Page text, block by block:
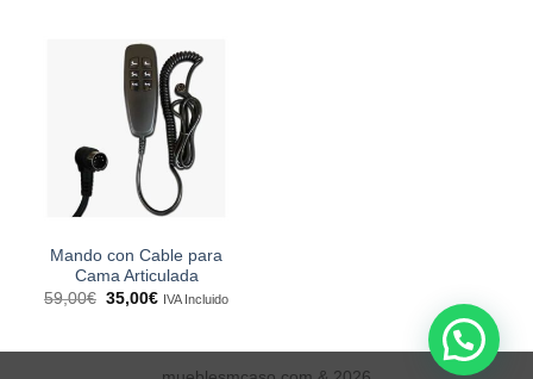
hasta
22,00€
Mando con Cable para
Cama Articulada
59,00€ El
35,00€ElIVA Incluido